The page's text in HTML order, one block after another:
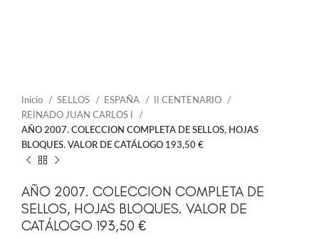
Inicio SELLOS ESPAÑA
II CENTENARIO
REINADO JUAN CARLOS I
AÑO 2007. COLECCION COMPLETA DE SELLOS, HOJAS
BLOQUES. VALOR DE CATÁLOGO 193,50 €
AÑO 2007. COLECCION COMPLETA DE
SELLOS, HOJAS BLOQUES. VALOR DE
CATÁLOGO 193,50 €